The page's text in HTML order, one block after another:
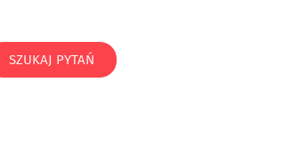
SZUKAJ PYTAŃ